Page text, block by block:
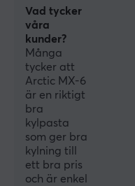
Vad tycker
våra
kunder?
Många
tycker att
Arctic MX-6
är en riktigt
bra
kylpasta
som ger bra
kylning till
ett bra pris
och är enkel